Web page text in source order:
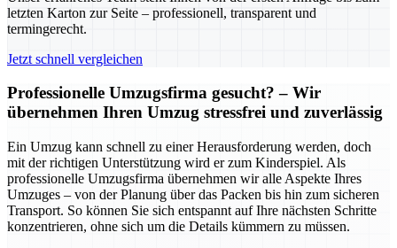
letzten Karton zur Seite – professionell, transparent und
termingerecht.
Jetzt schnell vergleichen
Professionelle Umzugsfirma gesucht? – Wir
übernehmen Ihren Umzug stressfrei und zuverlässig
Ein Umzug kann schnell zu einer Herausforderung werden, doch
mit der richtigen Unterstützung wird er zum Kinderspiel. Als
professionelle Umzugsfirma übernehmen wir alle Aspekte Ihres
Umzuges – von der Planung über das Packen bis hin zum sicheren
Transport. So können Sie sich entspannt auf Ihre nächsten Schritte
konzentrieren, ohne sich um die Details kümmern zu müssen.